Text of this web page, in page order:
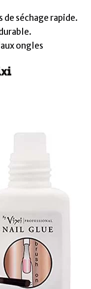
de séchage rapide.
ongles